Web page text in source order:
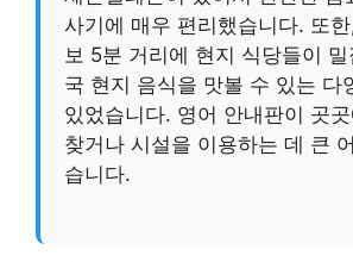
사기에 매우 편리했습니다. 또
보 5분 거리에 현지 식당들이 밀
국 현지 음식을 맛볼 수 있는 다
있었습니다. 영어 안내판이 곳
찾거나 시설을 이용하는 데 큰
습니다.